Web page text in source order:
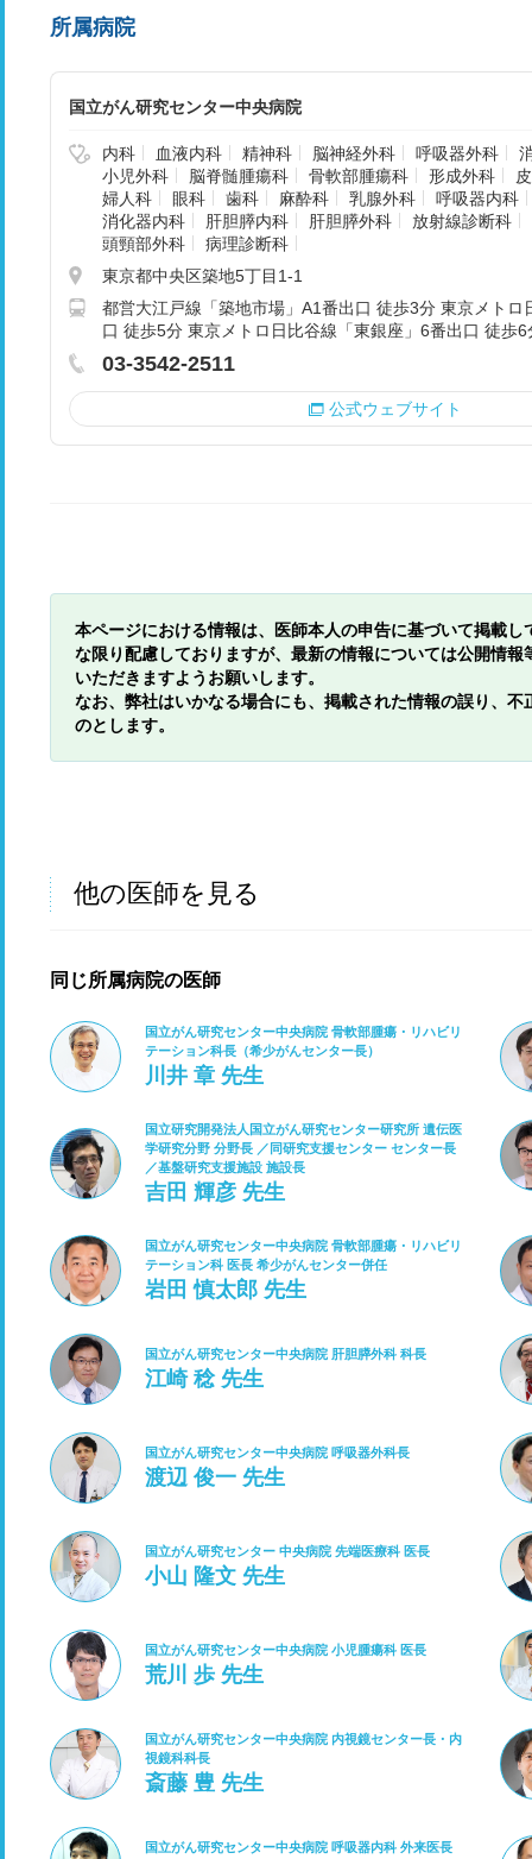
所属病院
国立がん研究センター中央病院
内科 血液内科 精神科 脳神経外科 呼吸器外科
小児外科
脳脊髄腫瘍科 骨軟部腫瘍科 形成外科
婦人科
眼科 歯科 麻酔科 乳腺外科
呼吸器内科
消化器内科
肝胆膵内科 肝胆膵外科
放射線診断科
頭頸部外科
病理診断科
東京都中央区築地5丁目1-1
都営大江戸線「築地市場」A1番出口 徒歩3分 東京メトロ
口 徒歩5分 東京メトロ日比谷線「東銀座」6番出口 徒歩6
03-3542-2511
公式ウェブサイト
本ページにおける情報は、医師本人の申告に基づいて掲載
な限り配慮しておりますが、最新の情報については公開情
いただきますようお願いします。
なお、弊社はいかなる場合にも、掲載された情報の誤り、
のとします。
他の医師を見る
同じ所属病院の医師
国立がん研究センター中央病院 骨軟部腫瘍・リハビリ
テーション科長（希少がんセンター長）
川井 章 先生
国立研究開発法人国立がん研究センター研究所 遺伝医
学研究分野 分野長 ／同研究支援センター センター長
／基盤研究支援施設 施設長
吉田 輝彦 先生
国立がん研究センター中央病院 骨軟部腫瘍・リハビリ
テーション科 医長 希少がんセンター併任
岩田 慎太郎 先生
国立がん研究センター中央病院 肝胆膵外科 科長
江崎 稔 先生
国立がん研究センター中央病院 呼吸器外科長
渡辺 俊一 先生
国立がん研究センター 中央病院 先端医療科 医長
小山 隆文 先生
国立がん研究センター中央病院 小児腫瘍科 医長
荒川 歩 先生
国立がん研究センター中央病院 内視鏡センター長・内
視鏡科科長
斎藤 豊 先生
国立がん研究センター中央病院 呼吸器内科 外来医長